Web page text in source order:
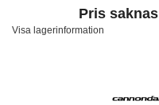
Pris saknas
Visa lagerinformation